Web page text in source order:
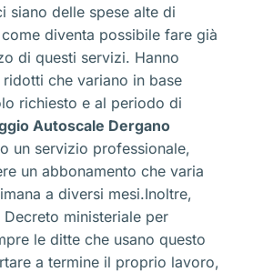
siano delle spese alte di
diventa possibile fare già
di questi servizi. Hanno
che variano in base
richiesto e al periodo di
Autoscale Dergano
un servizio professionale,
un abbonamento che varia
a diversi mesi.Inoltre,
ministeriale per
le ditte che usano questo
a termine il proprio lavoro,